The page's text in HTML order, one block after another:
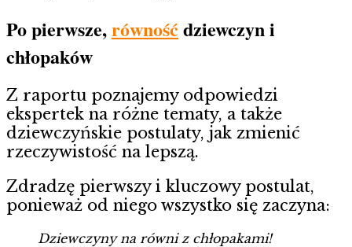
Po pierwsze,równośćdziewczyn i
chłopaków
Z raportu poznajemy odpowiedzi
ekspertek na różne tematy, a także
dziewczyńskie postulaty, jak zmienić
rzeczywistość na lepszą.
Zdradzę pierwszy i kluczowy postulat,
ponieważ od niego wszystko się zaczyna:
Dziewczyny na równi z chłopakami!